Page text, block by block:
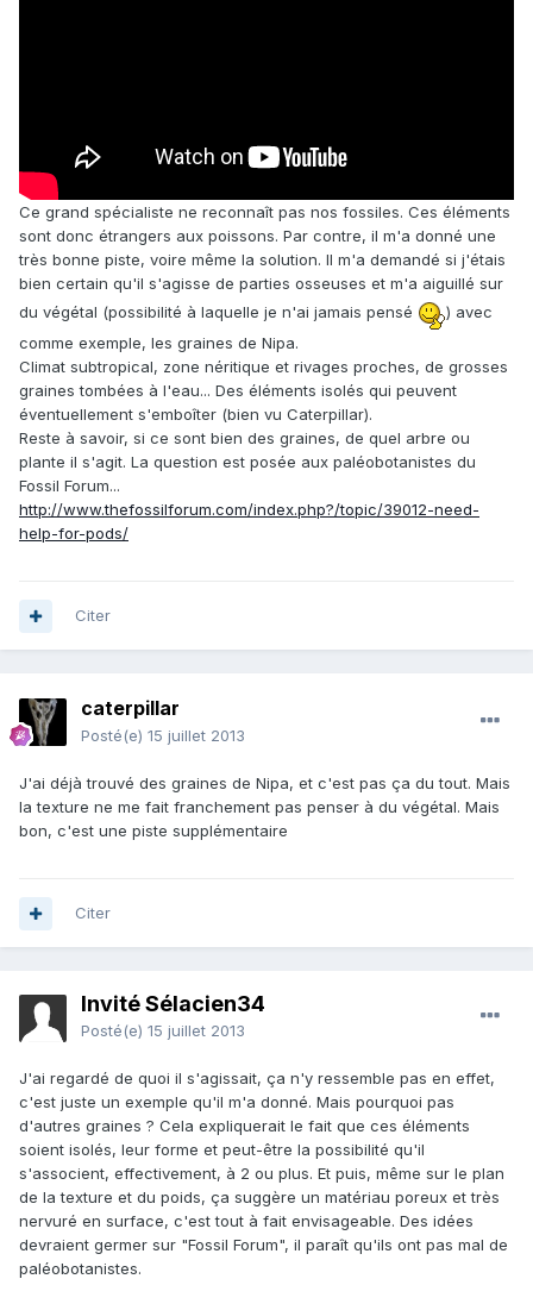
Ce grand spécialiste ne reconnaît pas nos fossiles. Ces éléments
sont donc étrangers aux poissons. Par contre, il m'a donné une
très bonne piste, voire même la solution. Il m'a demandé si j'étais
bien certain qu'il s'agisse de parties osseuses et m'a aiguillé sur
du végétal (possibilité à laquelle je n'ai jamais pensé
) avec
comme exemple, les graines de Nipa.
Climat subtropical, zone néritique et rivages proches, de grosses
graines tombées à l'eau... Des éléments isolés qui peuvent
éventuellement s'emboîter (bien vu Caterpillar).
Reste à savoir, si ce sont bien des graines, de quel arbre ou
plante il s'agit. La question est posée aux paléobotanistes du
Fossil Forum...
http://www.thefossilforum.com/index.php?/topic/39012-need-
help-for-pods/
Citer
caterpillar
Posté(e) 15 juillet 2013
J'ai déjà trouvé des graines de Nipa, et c'est pas ça du tout. Mais
la texture ne me fait franchement pas penser à du végétal. Mais
bon, c'est une piste supplémentaire
Citer
Invité Sélacien34
Posté(e) 15 juillet 2013
J'ai regardé de quoi il s'agissait, ça n'y ressemble pas en effet,
c'est juste un exemple qu'il m'a donné. Mais pourquoi pas
d'autres graines ? Cela expliquerait le fait que ces éléments
soient isolés, leur forme et peut-être la possibilité qu'il
s'associent, effectivement, à 2 ou plus. Et puis, même sur le plan
de la texture et du poids, ça suggère un matériau poreux et très
nervuré en surface, c'est tout à fait envisageable. Des idées
devraient germer sur "Fossil Forum", il paraît qu'ils ont pas mal de
paléobotanistes.